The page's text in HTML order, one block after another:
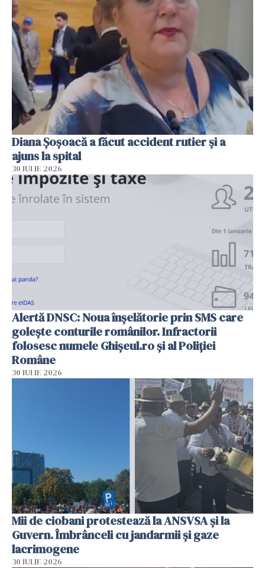
Diana Șoșoacă a făcut accident rutier și a
ajuns la spital
30 IULIE 2026
Alertă DNSC: Noua înșelătorie prin SMS care
golește conturile românilor. Infractorii
folosesc numele Ghișeul.ro și al Poliției
Române
30 IULIE 2026
Mii de ciobani protestează la ANSVSA și la
Guvern. Îmbrânceli cu jandarmii și gaze
lacrimogene
30 IULIE 2026